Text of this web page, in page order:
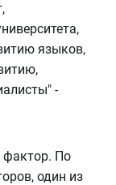
языков,
-
По
один из